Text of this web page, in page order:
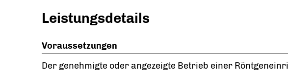
Leistungsdetails
Voraussetzungen
Der genehmigte oder angezeigte Betrieb einer